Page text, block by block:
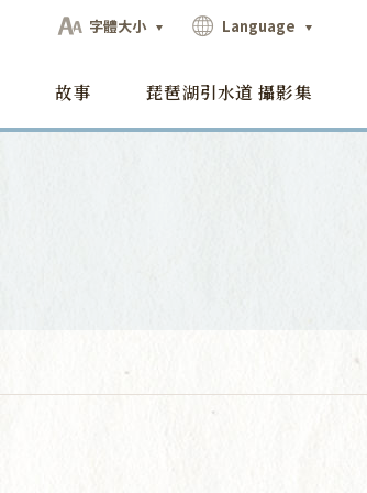
字體大小 Language
故事 琵琶湖引水道 攝影集